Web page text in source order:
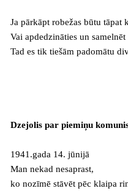
Ja pārkāpt robežas būtu tāpat
Vai apdedzināties un samelnēt
Tad es tik tiešām padomātu
Dzejolis par piemiņu
1941.gada 14. jūnijā
Man nekad nesaprast,
ko nozīmē stāvēt pēc klaipa